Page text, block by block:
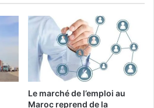
Le marché de l’emploi au
Maroc reprend de la